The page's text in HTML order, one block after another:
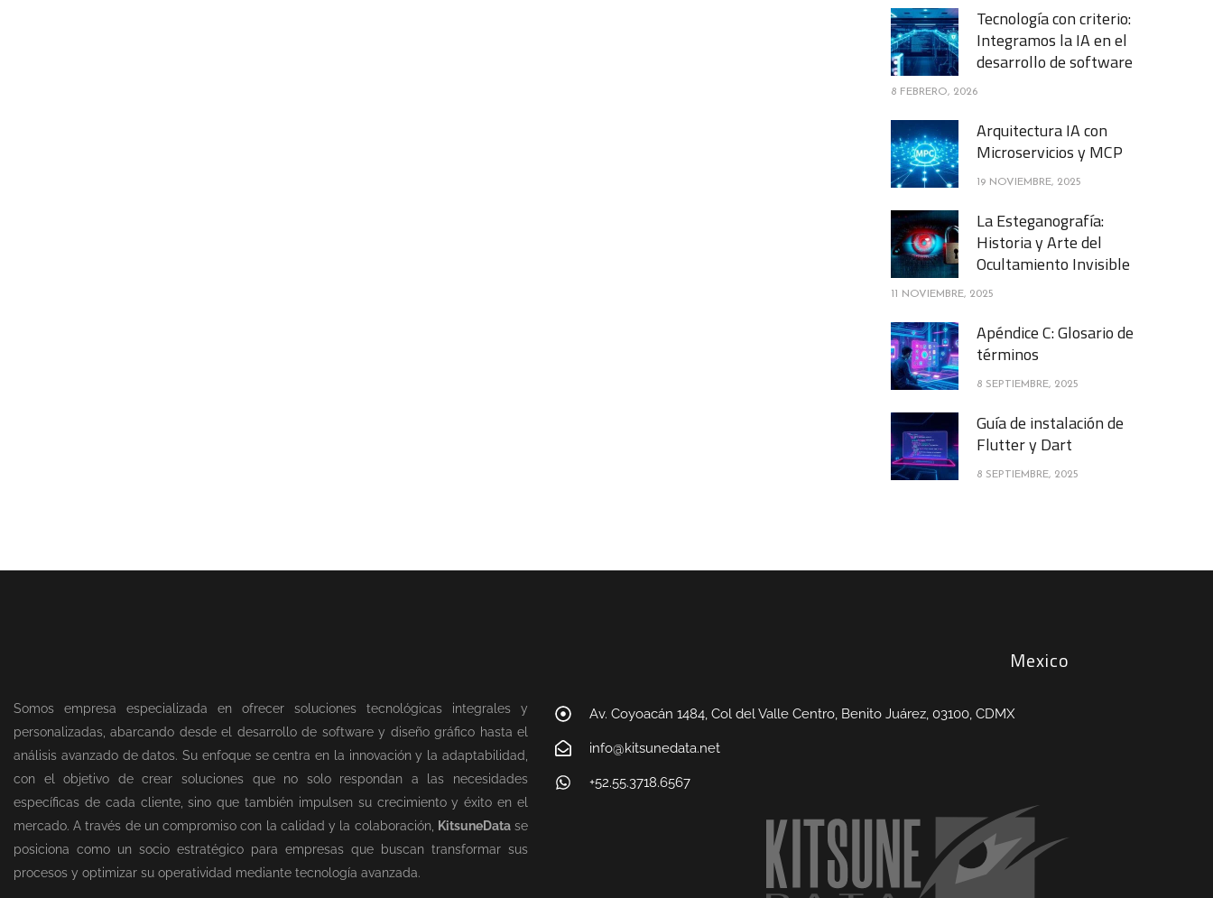
Tecnología con criterio:
Integramos la IA en el
desarrollo de software
8 FEBRERO, 2026
Arquitectura IA con
Microservicios y MCP
19 NOVIEMBRE, 2025
La Esteganografía:
Historia y Arte del
Ocultamiento Invisible
11 NOVIEMBRE, 2025
Apéndice C: Glosario de
términos
8 SEPTIEMBRE, 2025
Guía de instalación de
Flutter y Dart
8 SEPTIEMBRE, 2025
Somos empresa especializada en ofrecer soluciones tecnológicas integrales y
personalizadas, abarcando desde el desarrollo de software y diseño gráfico hasta el
análisis avanzado de datos. Su enfoque se centra en la innovación y la adaptabilidad,
con el objetivo de crear soluciones que no solo respondan a las necesidades
específicas de cada cliente, sino que también impulsen su crecimiento y éxito en el
mercado. A través de un compromiso con la calidad y la colaboración, KitsuneDatase
posiciona como un socio estratégico para empresas que buscan transformar sus
procesos y optimizar su operatividad mediante tecnología avanzada.
Mexico
Av. Coyoacán 1484, Col del Valle Centro, Benito Juárez, 03100, CDMX
info@kitsunedata.net
+52.55.3718.6567